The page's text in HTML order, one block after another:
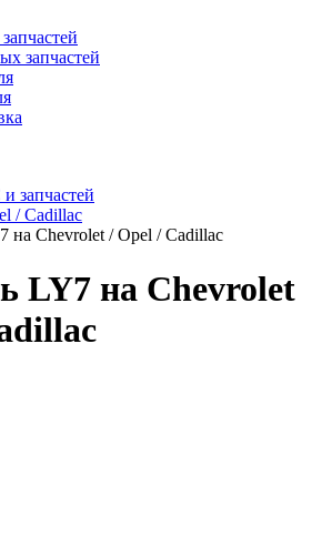
запчастей
запчастей
/ Cadillac
на Chevrolet / Opel / Cadillac
LY7 на Chevrolet